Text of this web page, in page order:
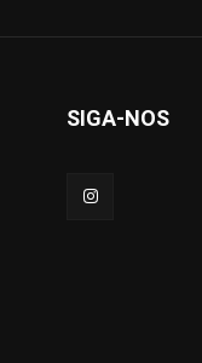
SIGA-NOS